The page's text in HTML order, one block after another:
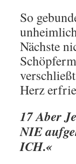
So
Nächste
Herz
17 Aber
NIE
ICH.«